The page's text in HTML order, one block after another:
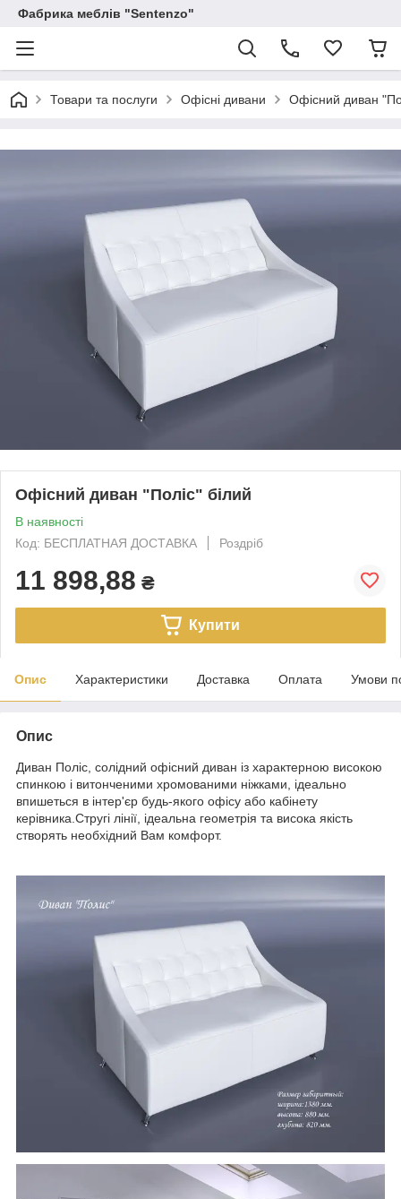
Фабрика меблів "Sentenzo"
Товари та послуги Офісні дивани Офісний диван
Офісний диван "Поліс" білий
В наявності
Код: БЕСПЛАТНАЯ ДОСТАВКА
Роздріб
11 898,88 ₴
Купити
Опис Характеристики Доставка Оплата Умови
Опис
Диван Поліс, солідний офісний диван із характерною високою
спинкою і витонченими хромованими ніжками, ідеально
впишеться в інтер'єр будь-якого офісу або кабінету
керівника.Стругі лінії, ідеальна геометрія та висока якість
створять необхідний Вам комфорт.